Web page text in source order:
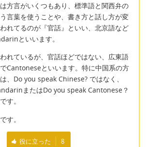
方言がいくつもあり、標準語と関西弁の
言葉を使うことや、書き方と話し方が変
れてるのが『官話』といい、北京語など
といいます。
れているが、官話ほどではない、広東語
Cantoneseといいます。特に中国系の方
、Do you speak Chinese? ではなく、
またはDo you speak Cantonese？
す。
す。
役に立った 8